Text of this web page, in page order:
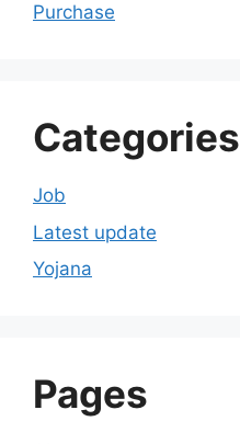
Purchase
Categories
Job
Latest update
Yojana
Pages